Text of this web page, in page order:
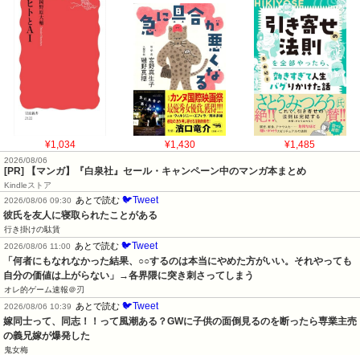
¥1,034 ¥1,430 ¥1,485
2026/08/06
[PR] 【マンガ】『白泉社』セール・キャンペーン中のマンガ本まとめ
Kindleストア
2026/08/06 09:30
あとで読む 🐦Tweet
彼氏を友人に寝取られたことがある
行き掛けの駄賃
2026/08/06 11:00
あとで読む 🐦Tweet
「何者にもなれなかった結果、○○するのは本当にやめた方がいい。それやっても
自分の価値は上がらない」→各界隈に突き刺さってしまう
オレ的ゲーム速報＠刃
2026/08/06 10:39
あとで読む 🐦Tweet
嫁同士って、同志！！って風潮ある？GWに子供の面倒見るのを断ったら専業主売
の義兄嫁が爆発した
鬼女梅